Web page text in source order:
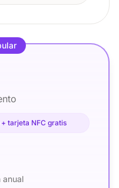
tarjeta NFC gratis
anual